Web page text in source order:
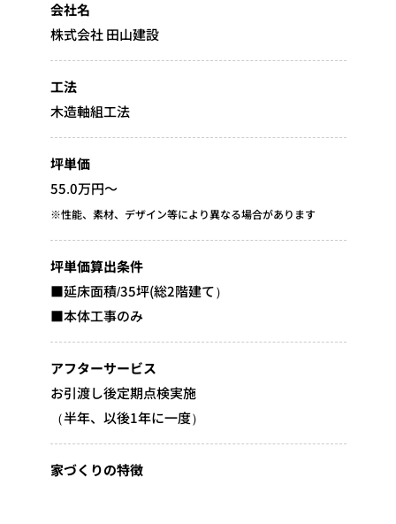
会社名
株式会社 田山建設
工法
木造軸組工法
坪単価
55.0万円～
※性能、素材、デザイン等により異なる場合があります
坪単価算出条件
■延床面積/35坪(総2階建て）
■本体工事のみ
アフターサービス
お引渡し後定期点検実施
（半年、以後1年に一度）
家づくりの特徴